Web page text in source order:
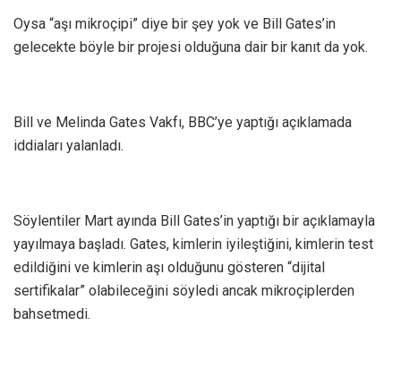
Oysa “aşı mikroçipi” diye bir şey yok ve Bill Gates’in
gelecekte böyle bir projesi olduğuna dair bir kanıt da yok.
Bill ve Melinda Gates Vakfı, BBC’ye yaptığı açıklamada
iddiaları yalanladı.
Söylentiler Mart ayında Bill Gates’in yaptığı bir açıklamayla
yayılmaya başladı. Gates, kimlerin iyileştiğini, kimlerin test
edildiğini ve kimlerin aşı olduğunu gösteren “dijital
sertifikalar” olabileceğini söyledi ancak mikroçiplerden
bahsetmedi.